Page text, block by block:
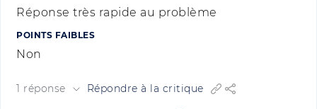
Réponse très rapide au problème
POINTS FAIBLES
Non
1 réponse Répondre à la critique